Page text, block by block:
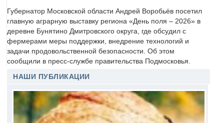
Губернатор Московской области Андрей Воробьёв посетил
главную аграрную выставку региона «День поля – 2026» в
деревне Бунятино Дмитровского округа, где обсудил с
фермерами меры поддержки, внедрение технологий и
задачи продовольственной безопасности. Об этом
сообщили в пресс-службе правительства Подмосковья.
НАШИ ПУБЛИКАЦИИ